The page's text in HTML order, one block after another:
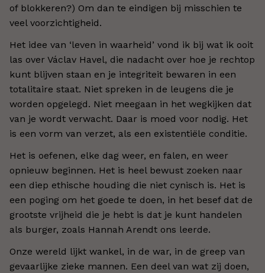
of blokkeren?) Om dan te eindigen bij misschien te
veel voorzichtigheid.
Het idee van ‘leven in waarheid’ vond ik bij wat ik ooit
las over Václav Havel, die nadacht over hoe je rechtop
kunt blijven staan en je integriteit bewaren in een
totalitaire staat. Niet spreken in de leugens die je
worden opgelegd. Niet meegaan in het wegkijken dat
van je wordt verwacht. Daar is moed voor nodig. Het
is een vorm van verzet, als een existentiële conditie.
Het is oefenen, elke dag weer, en falen, en weer
opnieuw beginnen. Het is heel bewust zoeken naar
een diep ethische houding die niet cynisch is. Het is
een poging om het goede te doen, in het besef dat de
grootste vrijheid die je hebt is dat je kunt handelen
als burger, zoals Hannah Arendt ons leerde.
Onze wereld lijkt wankel, in de war, in de greep van
gevaarlijke zieke mannen. Een deel van wat zij doen,